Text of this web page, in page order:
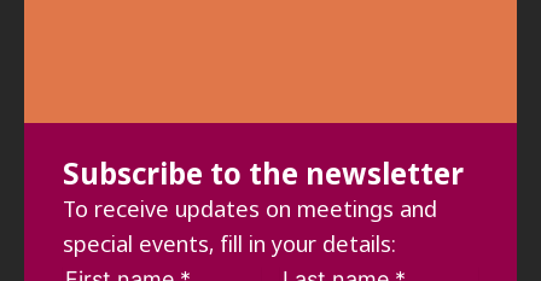
Subscribe to the newsletter
To receive updates on meetings and
special events, fill in your details: